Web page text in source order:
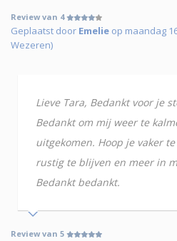
Review van 4
Geplaatst door Emelie op maandag
Wezeren)
Lieve Tara, Bedankt voor je
Bedankt om mij weer te
uitgekomen. Hoop je vaker
rustig te blijven en meer in
Bedankt bedankt.
Review van 5